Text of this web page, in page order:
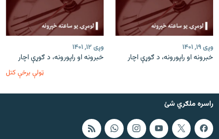
وږی ۱۹, ۱۴۰۱
خبرونه او راپورونه، د ګوړې اچار
وږی ۱۲, ۱۴۰۱
خبرونه او راپورونه، د ګوړې اچار
ټولې برخې کتل
راسره ملګري شئ